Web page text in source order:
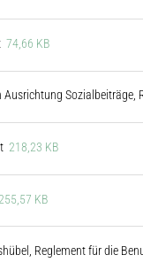
74,66 KB
Ausrichtung Sozialbeiträge,
218,23 KB
KB
Reglement für die